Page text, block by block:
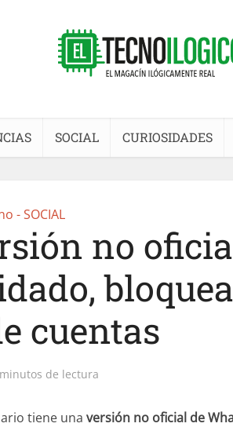
SOCIAL CURIOSIDADES
- SOCIAL
no
cuentas
de lectura
tiene una versión no oficial de